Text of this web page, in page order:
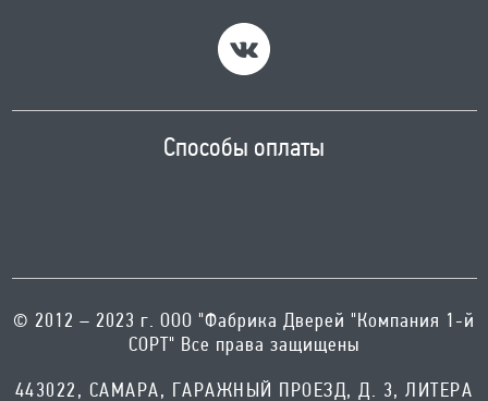
Способы оплаты
© 2012 – 2023 г. ООО "Фабрика Дверей "Компания 1-й
СОРТ" Все права защищены
443022, САМАРА, ГАРАЖНЫЙ ПРОЕЗД, Д. 3, ЛИТЕРА